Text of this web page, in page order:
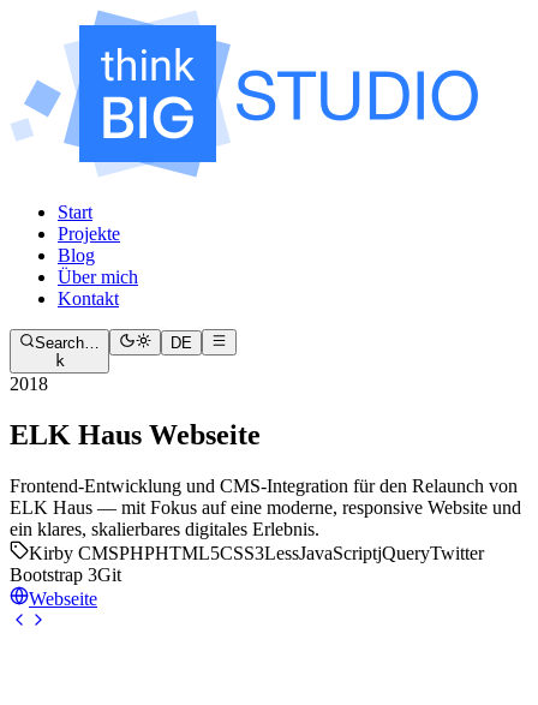
Start
Projekte
Blog
Über mich
Kontakt
Search…
k
DE
2018
ELK Haus Webseite
Frontend-Entwicklung und CMS-Integration für den Relaunch von
ELK Haus — mit Fokus auf eine moderne, responsive Website und
ein klares, skalierbares digitales Erlebnis.
Kirby CMSPHPHTML5CSS3LessJavaScriptjQueryTwitter
Bootstrap 3Git
Webseite